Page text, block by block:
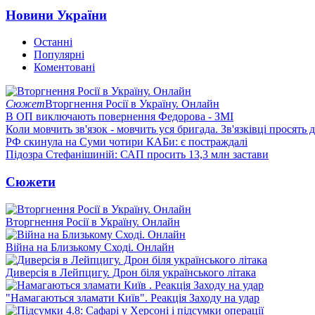
Новини України
Останні
Популярні
Коментовані
СюжетВторгнення Росії в Україну. Онлайн
В ОП виключають повернення Федорова - ЗМІ
Коли мовчить зв'язок - мовчить уся бригада. Зв'язківці просять
РФ скинула на Суми чотири КАБи: є постраждалі
Підозра Стефанішиній: САП просить 13,3 млн застави
Сюжети
Вторгнення Росії в Україну. Онлайн
Війна на Близькому Сході. Онлайн
Диверсія в Лейпцигу. Дрон біля українського літака
"Намагаються зламати Київ". Реакція Заходу на удар